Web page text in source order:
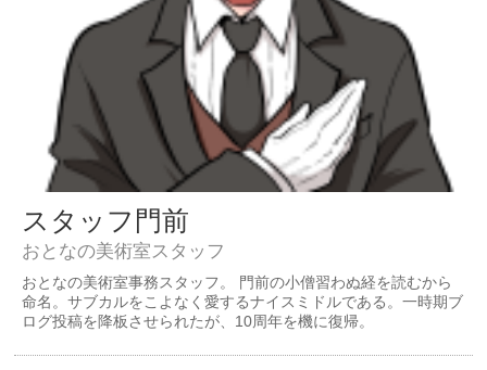
スタッフ門前
おとなの美術室スタッフ
おとなの美術室事務スタッフ。 門前の小僧習わぬ経を読むから
命名。サブカルをこよなく愛するナイスミドルである。一時期ブ
ログ投稿を降板させられたが、10周年を機に復帰。